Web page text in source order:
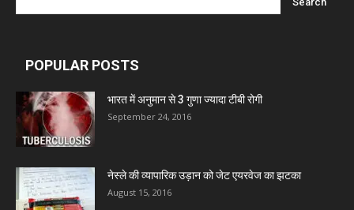
Admac Group Companies
Deep Shree Pharmaceuticals
POPULAR POSTS
भारत में अनुमान से 3 गुणा ज्यादा टीबी रोगी
September 24, 2016
नेस्ले की व्यापारिक उड़ान को जेट एयरवेज का झटका
August 15, 2016